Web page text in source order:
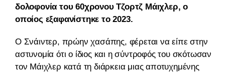
δολοφονία του 60χρονου Τζορτζ Μάιχλερ, ο
οποίος εξαφανίστηκε το 2023.
Ο Σνάιντερ, πρώην χασάπης, φέρεται να είπε στην
αστυνομία ότι ο ίδιος και η σύντροφός του σκότωσαν
τον Μάιχλερ κατά τη διάρκεια μιας αποτυχημένης